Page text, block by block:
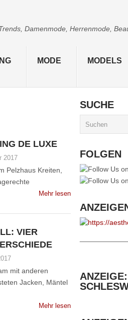
Damenmode, Herrenmode,
MODE MODELS
DE LUXE
2017
Pelzhaus Kreiten,
Mehr lesen
VIER
mit anderen
Jacken, Mäntel
Mehr lesen
SUCHE
FOLGEN